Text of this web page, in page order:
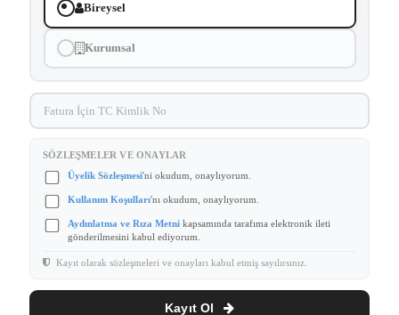
Bireysel
Kurumsal
SÖZLEŞMELER VE ONAYLAR
Üyelik Sözleşmesi'ni okudum, onaylıyorum.
Kullanım Koşulları'nı okudum, onaylıyorum.
Aydınlatma ve Rıza Metni kapsamında tarafıma elektronik ileti
gönderilmesini kabul ediyorum.
Kayıt olarak sözleşmeleri ve onayları kabul etmiş sayılırsınız.
Kayıt Ol